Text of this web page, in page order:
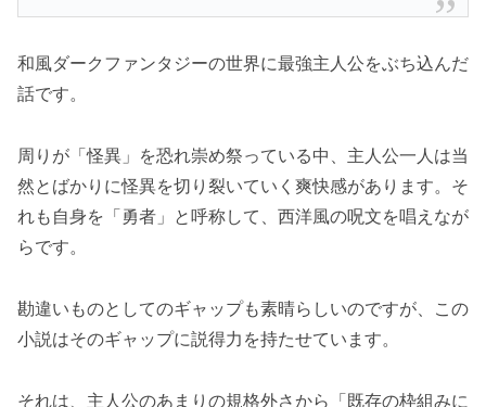
和風ダークファンタジーの世界に最強主人公をぶち込んだ
話です。
周りが「怪異」を恐れ崇め祭っている中、主人公一人は当
然とばかりに怪異を切り裂いていく爽快感があります。そ
れも自身を「勇者」と呼称して、西洋風の呪文を唱えなが
らです。
勘違いものとしてのギャップも素晴らしいのですが、この
小説はそのギャップに説得力を持たせています。
それは、主人公のあまりの規格外さから「既存の枠組みに